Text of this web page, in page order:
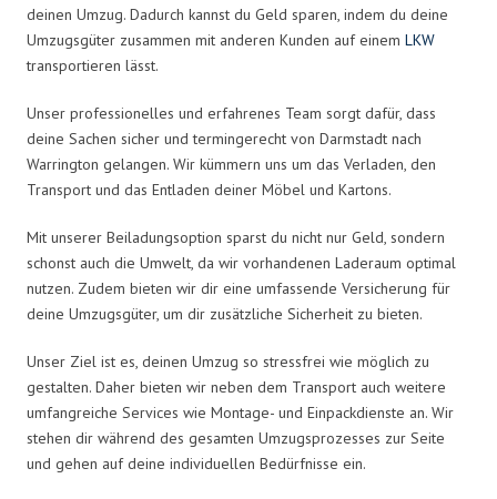
deinen Umzug. Dadurch kannst du Geld sparen, indem du deine
Umzugsgüter zusammen mit anderen Kunden auf einem LKW
transportieren lässt.
Unser professionelles und erfahrenes Team sorgt dafür, dass
deine Sachen sicher und termingerecht von Darmstadt nach
Warrington gelangen. Wir kümmern uns um das Verladen, den
Transport und das Entladen deiner Möbel und Kartons.
Mit unserer Beiladungsoption sparst du nicht nur Geld, sondern
schonst auch die Umwelt, da wir vorhandenen Laderaum optimal
nutzen. Zudem bieten wir dir eine umfassende Versicherung für
deine Umzugsgüter, um dir zusätzliche Sicherheit zu bieten.
Unser Ziel ist es, deinen Umzug so stressfrei wie möglich zu
gestalten. Daher bieten wir neben dem Transport auch weitere
umfangreiche Services wie Montage- und Einpackdienste an. Wir
stehen dir während des gesamten Umzugsprozesses zur Seite
und gehen auf deine individuellen Bedürfnisse ein.